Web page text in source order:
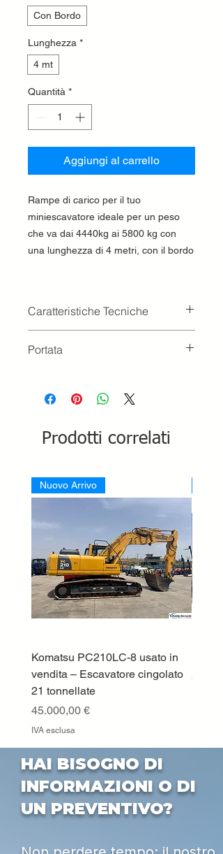
Con Bordo
Lunghezza *
4 mt
Quantità *
Aggiungi al carrello
Rampe di carico per il tuo
miniescavatore ideale per un peso
che va dai 4440kg ai 5800 kg con
una lunghezza di 4 metri, con il bordo
Caratteristiche Tecniche
Peso 110kg
Portata
Passo 2000 kg 5800
Prodotti correlati
Nuovo Arrivo
Komatsu PC210LC-8 usato in
vendita – Escavatore cingolato
21 tonnellate
Prezzo
45.000,00 €
IVA esclusa
Prezzo
HAI BISOGNO DI
INFORMAZIONI O DI
UN PREVENTIVO?